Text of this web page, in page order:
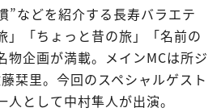
”などを紹介する長寿バラエテ
」「ちょっと昔の旅」「名前の
物企画が満載。メインMCは所ジ
栞里。今回のスペシャルゲスト
として中村隼人が出演。